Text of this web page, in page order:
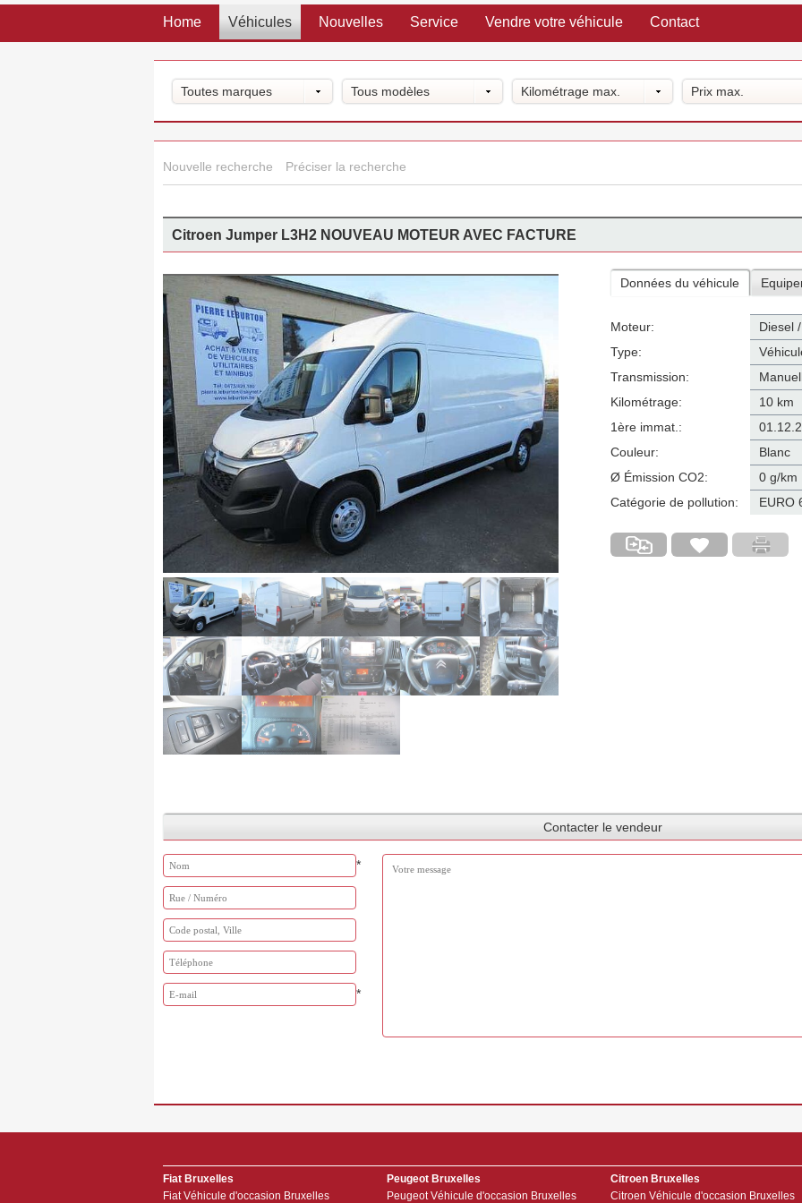
Home Véhicules Nouvelles Service Vendre votre véhicule Contact
Toutes marques Tous modèles Kilométrage max. Prix max.
Nouvelle recherche Préciser la recherche
Citroen Jumper L3H2 NOUVEAU MOTEUR AVEC FACTURE
Données du véhicule
Moteur:
Diesel
Type:
Transmission:
Kilométrage:
10 km
1ère immat.:
Couleur:
Blanc
Ø Émission CO2:
0 g/km
Catégorie de pollution:
EURO
Contacter le vendeur
*
*
Fiat Bruxelles
Fiat Véhicule d'occasion Bruxelles
Peugeot Bruxelles
Peugeot Véhicule d'occasion Bruxelles
Citroen Bruxelles
Citroen Véhicule d'occasion Bruxelles